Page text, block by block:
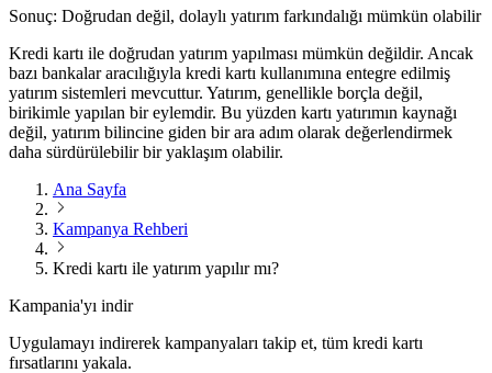
Sonuç: Doğrudan değil, dolaylı yatırım farkındalığı mümkün olabilir
Kredi kartı ile doğrudan yatırım yapılması mümkün değildir. Ancak
bazı bankalar aracılığıyla kredi kartı kullanımına entegre edilmiş
yatırım sistemleri mevcuttur. Yatırım, genellikle borçla değil,
birikimle yapılan bir eylemdir. Bu yüzden kartı yatırımın kaynağı
değil, yatırım bilincine giden bir ara adım olarak değerlendirmek
daha sürdürülebilir bir yaklaşım olabilir.
Ana Sayfa
Kampanya Rehberi
Kredi kartı ile yatırım yapılır mı?
Kampania'yı indir
Uygulamayı indirerek kampanyaları takip et, tüm kredi kartı
fırsatlarını yakala.